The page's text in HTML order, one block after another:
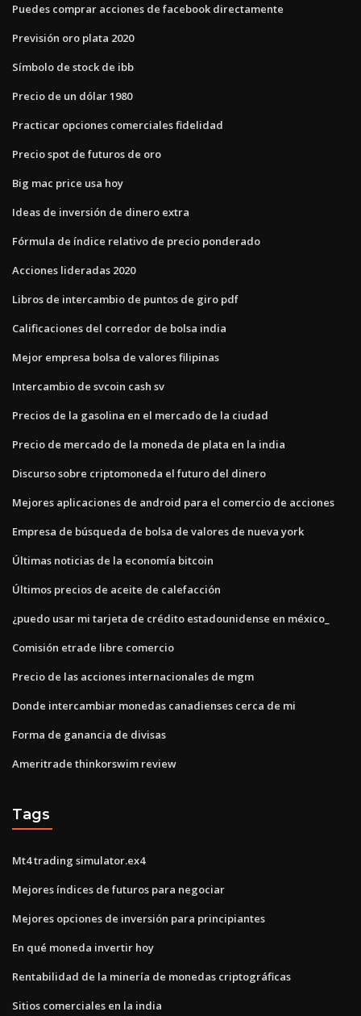
Puedes comprar acciones de facebook directamente
Previsión oro plata 2020
Símbolo de stock de ibb
Precio de un dólar 1980
Practicar opciones comerciales fidelidad
Precio spot de futuros de oro
Big mac price usa hoy
Ideas de inversión de dinero extra
Fórmula de índice relativo de precio ponderado
Acciones lideradas 2020
Libros de intercambio de puntos de giro pdf
Calificaciones del corredor de bolsa india
Mejor empresa bolsa de valores filipinas
Intercambio de svcoin cash sv
Precios de la gasolina en el mercado de la ciudad
Precio de mercado de la moneda de plata en la india
Discurso sobre criptomoneda el futuro del dinero
Mejores aplicaciones de android para el comercio de acciones
Empresa de búsqueda de bolsa de valores de nueva york
Últimas noticias de la economía bitcoin
Últimos precios de aceite de calefacción
¿puedo usar mi tarjeta de crédito estadounidense en méxico_
Comisión etrade libre comercio
Precio de las acciones internacionales de mgm
Donde intercambiar monedas canadienses cerca de mi
Forma de ganancia de divisas
Ameritrade thinkorswim review
Tags
Mt4 trading simulator.ex4
Mejores índices de futuros para negociar
Mejores opciones de inversión para principiantes
En qué moneda invertir hoy
Rentabilidad de la minería de monedas criptográficas
Sitios comerciales en la india